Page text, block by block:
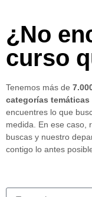
¿No
curso
Tenemos más de
categorías temáticas
encuentres lo que
medida. En ese caso,
buscas y nuestro
contigo lo antes